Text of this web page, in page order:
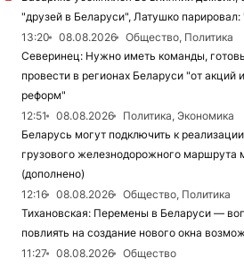
"друзей в Беларуси", Латушко
13:20
08.08.2026
Общество, Политика
Северинец: Нужно иметь команды,
провести в регионах Беларуси "от акций
реформ"
12:51
08.08.2026
Политика, Экономика
Беларусь могут подключить к
грузового железнодорожного
(дополнено)
12:16
08.08.2026
Общество, Политика
Тихановская: Перемены в Беларуси —
повлиять на создание нового окна
11:27
08.08.2026
Общество